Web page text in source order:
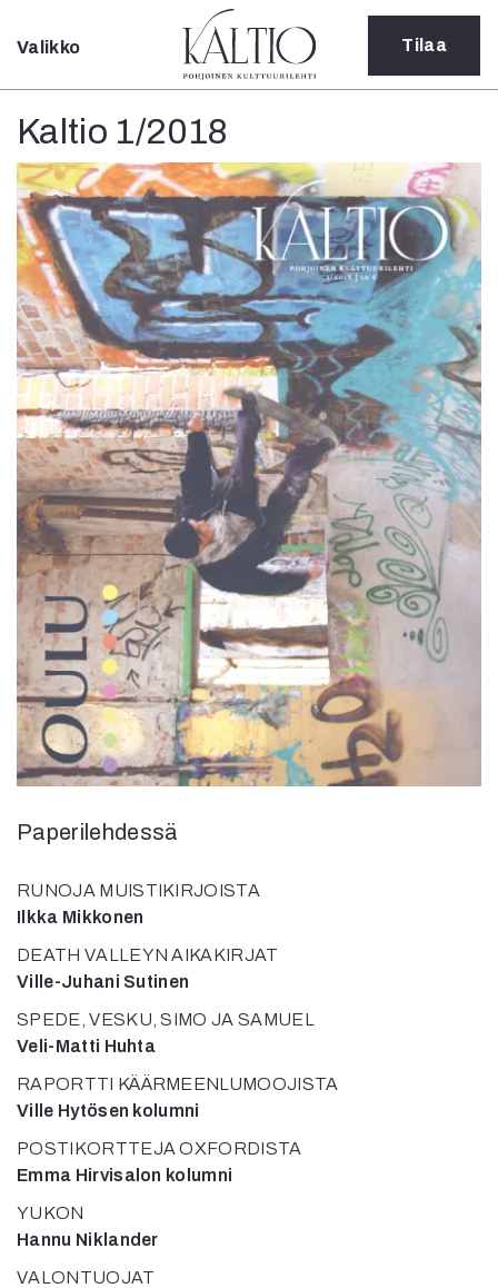
Sulje
Kategoriat
Verkkoartikkeli
Teatteri
Tanssi
Tanssi
Sarjakuva
Sámegillii
Pääkirjoitus
Paperilehdestä
Oulu2026
Näyttelyt
Musiikki
Levyt
Kuvataide
Kirjat
In English
Esitystaide
Arkisto
Lehdet
4/2026
2–3/2026
1/2026
6/2025
5/2025 saame
Info
Yhteistyössä
Mediatiedot
Valikko Tilaa
Kaltio 1/2018
Paperilehdessä
RUNOJA MUISTIKIRJOISTA
Ilkka Mikkonen
DEATH VALLEYN AIKAKIRJAT
Ville-Juhani Sutinen
SPEDE, VESKU, SIMO JA SAMUEL
Veli-Matti Huhta
RAPORTTI KÄÄRMEENLUMOOJISTA
Ville Hytösen kolumni
POSTIKORTTEJA OXFORDISTA
Emma Hirvisalon kolumni
YUKON
Hannu Niklander
VALONTUOJAT